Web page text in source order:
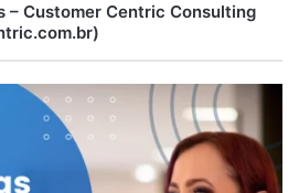
– Customer Centric Consulting